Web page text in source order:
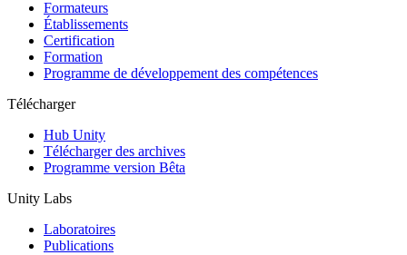
Jeux XR
Lancez des jeux XR sur plusieurs plateformes
Jeux multijoueur
Simplifiez le développement de jeux multijoueurs
Formateurs
Établissements
Certification
Formation
Programme de développement des compétences
Télécharger
Hub Unity
Télécharger des archives
Programme version Bêta
Unity Labs
Laboratoires
Publications